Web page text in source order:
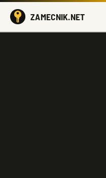
ZAMECNIK.NET